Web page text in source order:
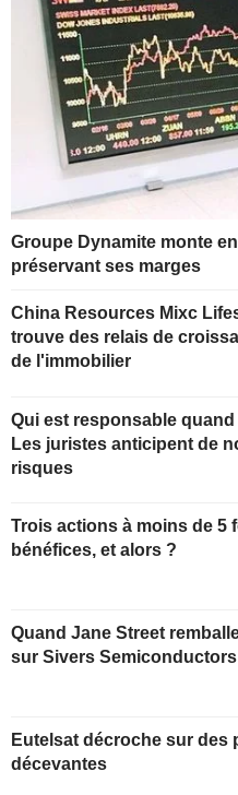
Groupe Dynamite monte
préservant ses marges
China Resources Mixc
trouve des relais de
de l'immobilier
Qui est responsable
Les juristes anticipent de
risques
Trois actions à moins de 5
bénéfices, et alors ?
Quand Jane Street
sur Sivers Semiconductors
Eutelsat décroche sur des
décevantes